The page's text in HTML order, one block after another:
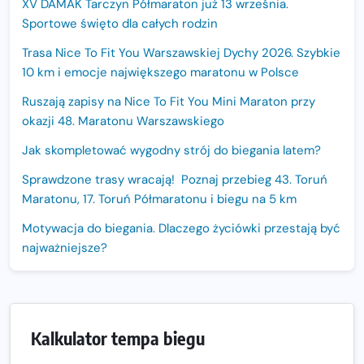
XV DAMAK Tarczyn Półmaraton już 13 września.
Sportowe święto dla całych rodzin
Trasa Nice To Fit You Warszawskiej Dychy 2026. Szybkie
10 km i emocje największego maratonu w Polsce
Ruszają zapisy na Nice To Fit You Mini Maraton przy
okazji 48. Maratonu Warszawskiego
Jak skompletować wygodny strój do biegania latem?
Sprawdzone trasy wracają! Poznaj przebieg 43. Toruń
Maratonu, 17. Toruń Półmaratonu i biegu na 5 km
Motywacja do biegania. Dlaczego życiówki przestają być
najważniejsze?
Sprawdzony przebieg i profil stworzony do szybkiego
Kalkulator tempa biegu